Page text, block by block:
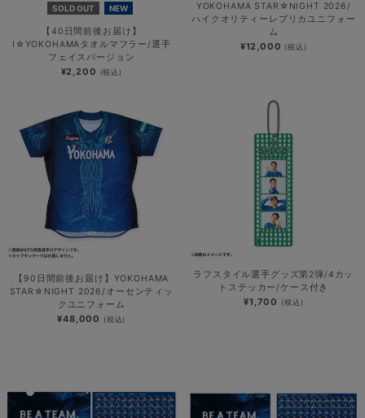
SOLD OUT NEW
【40日間前後お届け】
I☆YOKOHAMAタオルマフラー/選手
フェイスバージョン
¥2,200 (税込)
YOKOHAMA STAR☆NIGHT 2026/
ハイクオリティーレプリカユニフォー
ム
¥12,000 (税込)
【90日間前後お届け】YOKOHAMA
STAR☆NIGHT 2026/オーセンティッ
クユニフォーム
¥48,000 (税込)
ラフスタイル選手グッズ第2弾/4カッ
トステッカー/ケース付き
¥1,700 (税込)